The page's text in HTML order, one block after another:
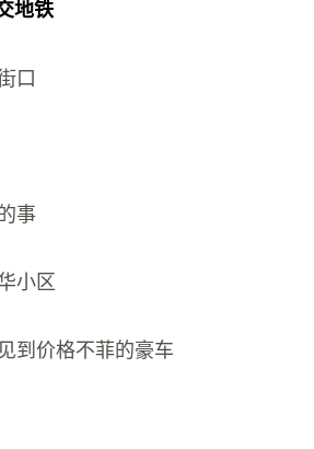
地铁
口
事
小区
到价格不菲的豪车